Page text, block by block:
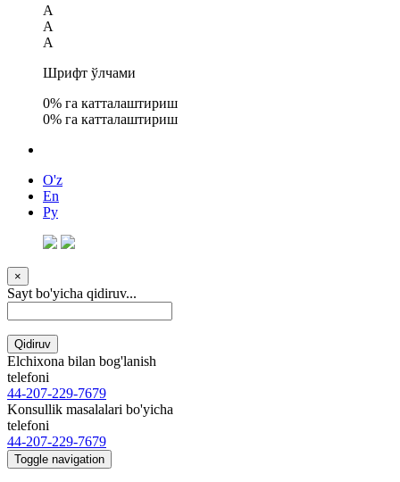
A
A
A
Шрифт ўлчами
0% га катталаштириш
0% га катталаштириш
O'z
En
Ру
×
Sayt bo'yicha qidiruv...
Qidiruv
Elchixona bilan bog'lanish
telefoni
44-207-229-7679
Konsullik masalalari bo'yicha
telefoni
44-207-229-7679
Toggle navigation